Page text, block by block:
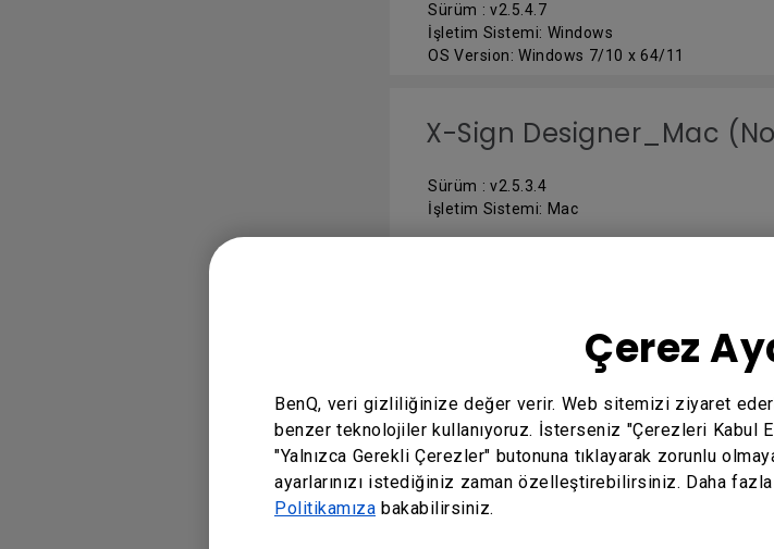
Çerez
BenQ, veri gizliliğinize değer verir. Web sitemizi ziyaret
benzer teknolojiler kullanıyoruz. İsterseniz "Çerezleri Kabul
"Yalnızca Gerekli Çerezler" butonuna tıklayarak zorunlu
ayarlarınızı istediğiniz zaman özelleştirebilirsiniz. Daha
Politikamıza bakabilirsiniz.
Sürüm : v2.5.4.7
İşletim Sistemi: Windows
OS Version: Windows 7/10 x 64/11
X-Sign Designer_Mac
Sürüm : v2.5.3.4
İşletim Sistemi: Mac
DMS Cloud User Manual
Dil: English